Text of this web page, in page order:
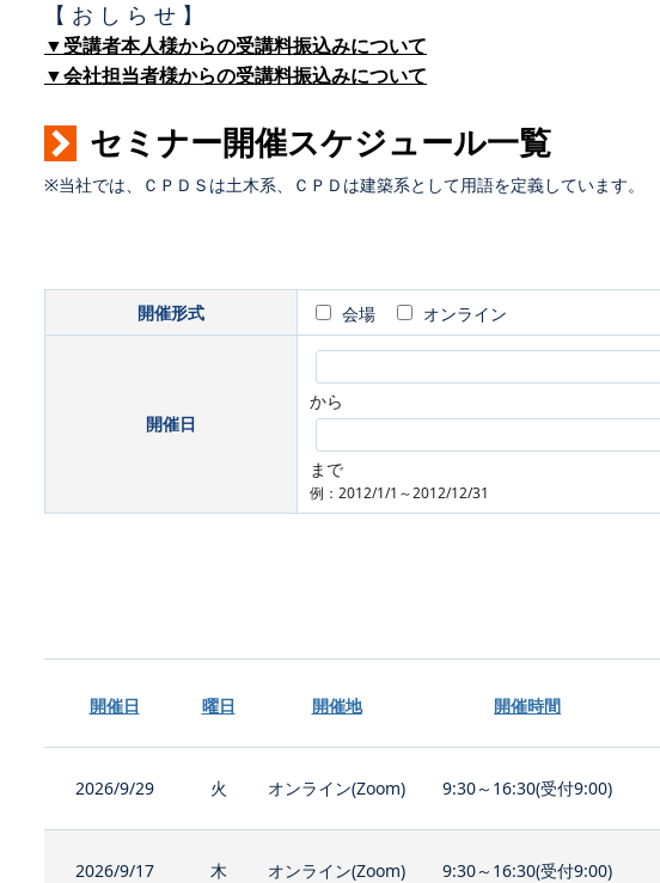
【 お し ら せ 】
▼受講者本人様からの受講料振込みについて
▼会社担当者様からの受講料振込みについて
セミナー開催スケジュール一覧
※当社では、ＣＰＤＳは土木系、ＣＰＤは建築系として用語を定義しています。
開催形式 会場 オンライン
開催日
から
まで
例：2012/1/1～2012/12/31
開催日 曜日 開催地 開催時間
2026/9/29 火 オンライン(Zoom) 9:30～16:30(受付9:00)
2026/9/17 木 オンライン(Zoom) 9:30～16:30(受付9:00)